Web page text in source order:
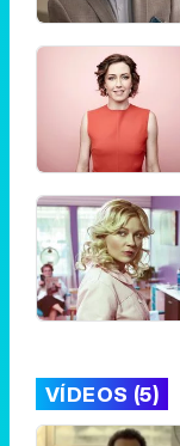
VÍDEOS (5)